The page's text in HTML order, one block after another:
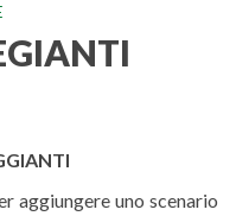
aggiungere uno scenario